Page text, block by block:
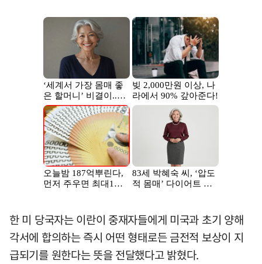
한 미 당국자는 이란이 중재자들에게 미국과 초기 양해
각서에 합의하는 즉시 어떤 형태로든 금전적 보상이 지
급되기를 원한다는 뜻을 전달했다고 밝혔다.